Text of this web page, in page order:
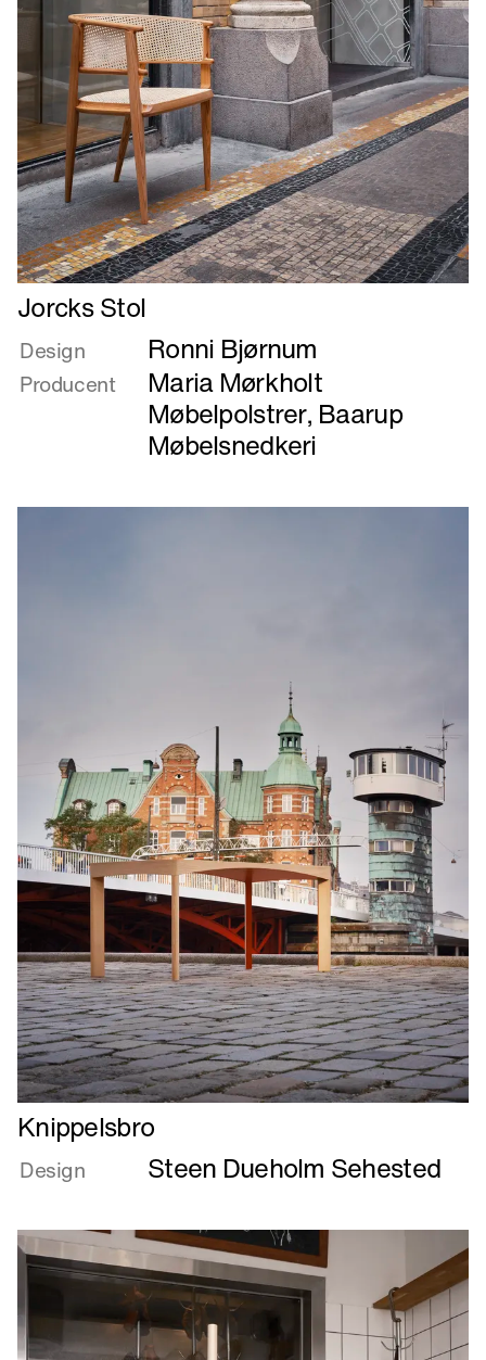
Læs
mere
om
Jorcks
Stol
Jorcks Stol
Design Ronni Bjørnum
Producent
Maria Mørkholt
Møbelpolstrer, Baarup
Møbelsnedkeri
Læs
mere
om
Knippelsbro
Design Steen Dueholm Sehested